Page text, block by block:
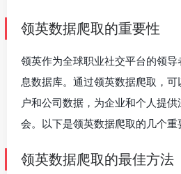
领英数据爬取的重要性
领英作为全球职业社交平台的领
息数据库。通过领英数据爬取，
户和公司数据，为企业和个人提
会。以下是领英数据爬取的几个重
领英数据爬取的最佳方法